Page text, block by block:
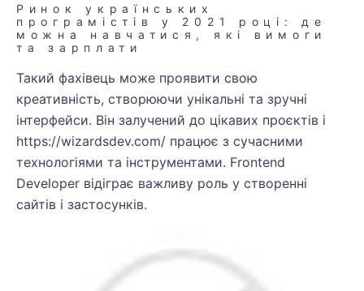
Ринок українських
програмістів у 2021 році: де
можна навчатися, які вимоги
та зарплати
Такий фахівець може проявити свою
креативність, створюючи унікальні та зручні
інтерфейси. Він залучений до цікавих проєктів і
https://wizardsdev.com/ працює з сучасними
технологіями та інструментами. Frontend
Developer відіграє важливу роль у створенні
сайтів і застосунків.